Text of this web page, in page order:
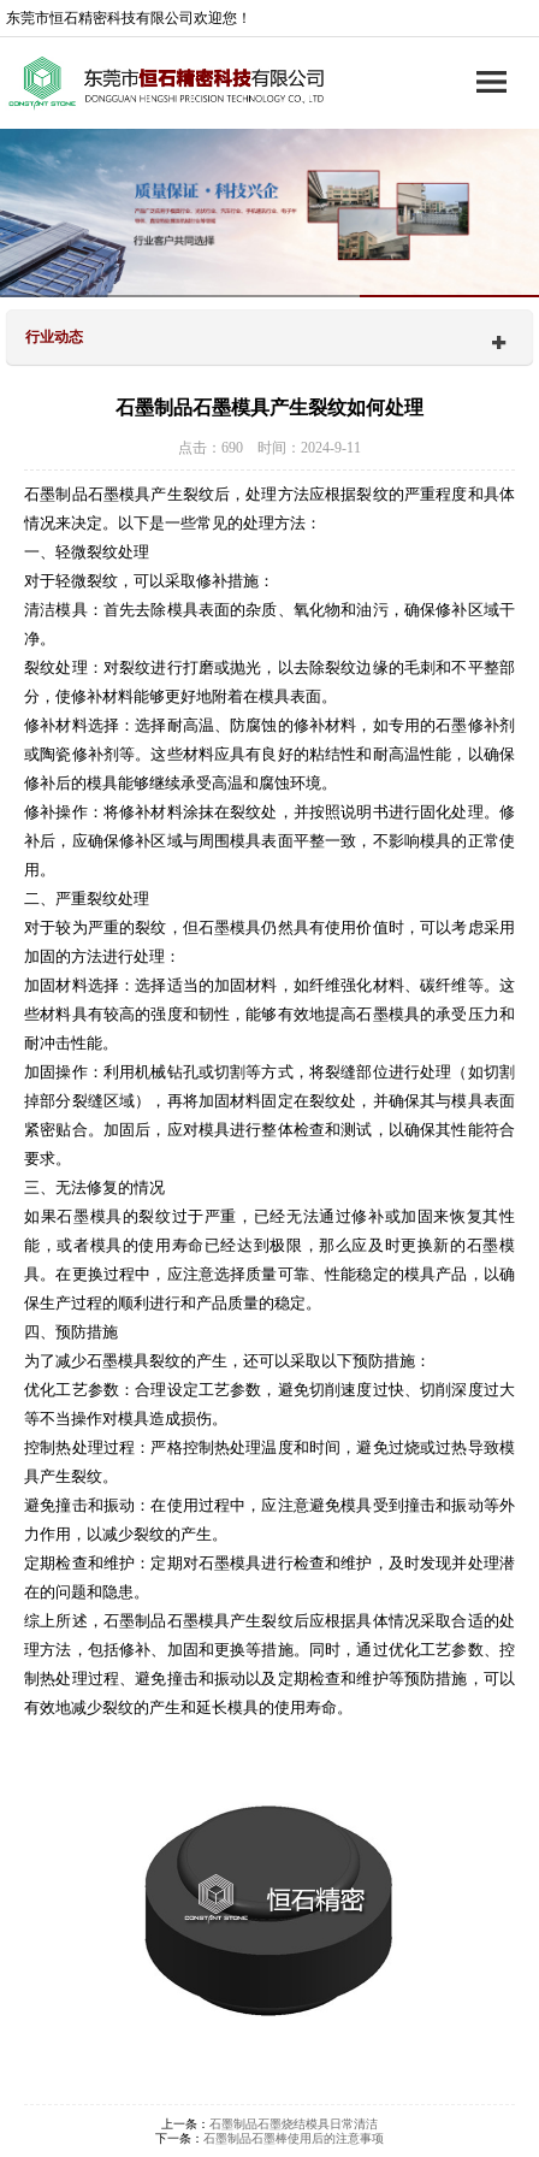
东莞市恒石精密科技有限公司欢迎您！
行业动态
石墨制品石墨模具产生裂纹如何处理
点击：690 时间：2024-9-11
石墨制品石墨模具产生裂纹后，处理方法应根据裂纹的严重程度和具体
情况来决定。以下是一些常见的处理方法：
一、轻微裂纹处理
对于轻微裂纹，可以采取修补措施：
清洁模具：首先去除模具表面的杂质、氧化物和油污，确保修补区域干
净。
裂纹处理：对裂纹进行打磨或抛光，以去除裂纹边缘的毛刺和不平整部
分，使修补材料能够更好地附着在模具表面。
修补材料选择：选择耐高温、防腐蚀的修补材料，如专用的石墨修补剂
或陶瓷修补剂等。这些材料应具有良好的粘结性和耐高温性能，以确保
修补后的模具能够继续承受高温和腐蚀环境。
修补操作：将修补材料涂抹在裂纹处，并按照说明书进行固化处理。修
补后，应确保修补区域与周围模具表面平整一致，不影响模具的正常使
用。
二、严重裂纹处理
对于较为严重的裂纹，但石墨模具仍然具有使用价值时，可以考虑采用
加固的方法进行处理：
加固材料选择：选择适当的加固材料，如纤维强化材料、碳纤维等。这
些材料具有较高的强度和韧性，能够有效地提高石墨模具的承受压力和
耐冲击性能。
加固操作：利用机械钻孔或切割等方式，将裂缝部位进行处理（如切割
掉部分裂缝区域），再将加固材料固定在裂纹处，并确保其与模具表面
紧密贴合。加固后，应对模具进行整体检查和测试，以确保其性能符合
要求。
三、无法修复的情况
如果石墨模具的裂纹过于严重，已经无法通过修补或加固来恢复其性
能，或者模具的使用寿命已经达到极限，那么应及时更换新的石墨模
具。在更换过程中，应注意选择质量可靠、性能稳定的模具产品，以确
保生产过程的顺利进行和产品质量的稳定。
四、预防措施
为了减少石墨模具裂纹的产生，还可以采取以下预防措施：
优化工艺参数：合理设定工艺参数，避免切削速度过快、切削深度过大
等不当操作对模具造成损伤。
控制热处理过程：严格控制热处理温度和时间，避免过烧或过热导致模
具产生裂纹。
避免撞击和振动：在使用过程中，应注意避免模具受到撞击和振动等外
力作用，以减少裂纹的产生。
定期检查和维护：定期对石墨模具进行检查和维护，及时发现并处理潜
在的问题和隐患。
综上所述，石墨制品石墨模具产生裂纹后应根据具体情况采取合适的处
理方法，包括修补、加固和更换等措施。同时，通过优化工艺参数、控
制热处理过程、避免撞击和振动以及定期检查和维护等预防措施，可以
有效地减少裂纹的产生和延长模具的使用寿命。
上一条： 石墨制品石墨烧结模具日常清洁
下一条： 石墨制品石墨棒使用后的注意事项